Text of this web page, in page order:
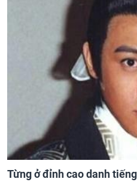
Từng ở đỉnh cao danh